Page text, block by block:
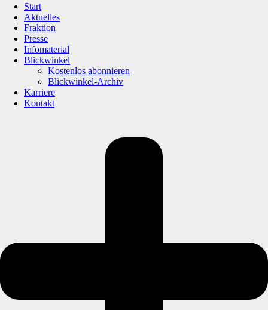
Start
Aktuelles
Fraktion
Presse
Infomaterial
Blickwinkel
Kostenlos abonnieren
Blickwinkel-Archiv
Karriere
Kontakt